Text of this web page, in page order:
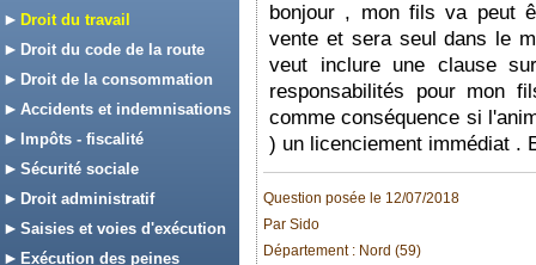
Droit du travail
Droit du code de la route
Droit de la consommation
Accidents et indemnisations
Impôts - fiscalité
Sécurité sociale
Droit administratif
Saisies et voies d'exécution
Exécution des peines
bonjour , mon fils va peut
vente et sera seul dans le
veut inclure une clause
responsabilités pour mon
comme conséquence si
) un licenciement immédiat .
Question posée le 12/07/2018
Par Sido
Département : Nord (59)